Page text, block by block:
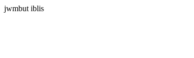
jwmbut iblis